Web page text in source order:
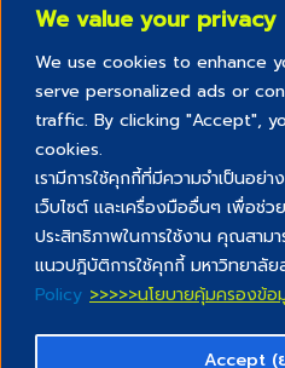
We value your privacy
We use cookies to enhance
serve personalized ads or
traffic. By clicking "Accept",
cookies.
เรามีการใช้คุกกี้ที่มีความจำเป็นอย่
เว็บไซต์ และเครื่องมืออื่นๆ เพื่อช่ว
ประสิทธิภาพในการใช้งาน คุณสาม
แนวปฎิบัติการใช้คุกกี้ มหาวิทยาลั
Policy >>>>>นโยบายคุ้มครองข้
Accept (
“สื่อการสอนนี้เป็นส่วนหนึ่งของ
สัญญาอนุญาตสิทธิ์แบบ Creative